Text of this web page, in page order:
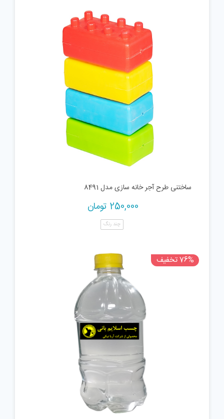
ساختنی طرح آجر خانه سازی مدل 8491
250,000 تومان
چند رنگ
76% تخفیف